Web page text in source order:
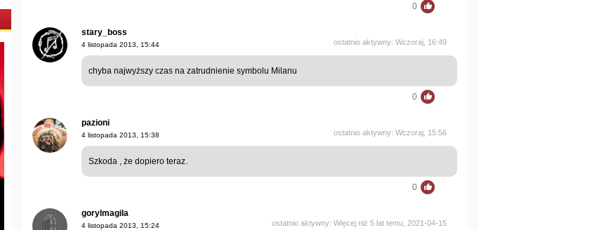
0
stary_boss
ostatnio aktywny: Wczoraj, 16:49
4 listopada 2013, 15:44
chyba najwyższy czas na zatrudnienie symbolu Milanu
0
pazioni
ostatnio aktywny: Wczoraj, 15:56
4 listopada 2013, 15:38
Szkoda , że dopiero teraz.
0
gorylmagila
ostatnio aktywny: Więcej niż 5 lat temu, 2021-04-15
4 listopada 2013, 15:24